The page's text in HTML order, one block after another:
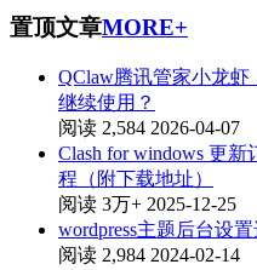
置顶文章MORE+
QClaw腾讯管家小龙虾
继续使用？
阅读 2,584 2026-04-07
Clash for windows 更
程（附下载地址）
阅读 3万+ 2025-12-25
wordpress主题后台设
阅读 2,984 2024-02-14